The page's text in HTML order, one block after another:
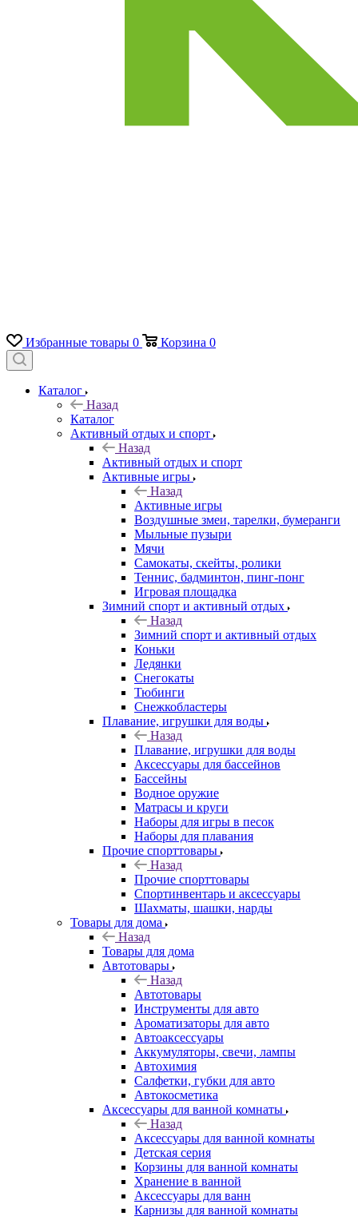
Избранные товары 0 Корзина 0
Каталог
Назад
Каталог
Активный отдых и спорт
Назад
Активный отдых и спорт
Активные игры
Назад
Активные игры
Воздушные змеи, тарелки, бумеранги
Мыльные пузыри
Мячи
Самокаты, скейты, ролики
Теннис, бадминтон, пинг-понг
Игровая площадка
Зимний спорт и активный отдых
Назад
Зимний спорт и активный отдых
Коньки
Ледянки
Снегокаты
Тюбинги
Снежкобластеры
Плавание, игрушки для воды
Назад
Плавание, игрушки для воды
Аксессуары для бассейнов
Бассейны
Водное оружие
Матрасы и круги
Наборы для игры в песок
Наборы для плавания
Прочие спорттовары
Назад
Прочие спорттовары
Спортинвентарь и аксессуары
Шахматы, шашки, нарды
Товары для дома
Назад
Товары для дома
Автотовары
Назад
Автотовары
Инструменты для авто
Ароматизаторы для авто
Автоаксессуары
Аккумуляторы, свечи, лампы
Автохимия
Салфетки, губки для авто
Автокосметика
Аксессуары для ванной комнаты
Назад
Аксессуары для ванной комнаты
Детская серия
Корзины для ванной комнаты
Хранение в ванной
Аксессуары для ванн
Карнизы для ванной комнаты